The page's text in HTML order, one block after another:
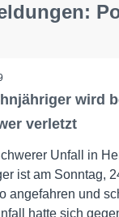
wird
verletzt
Unfall in
ist am Sonntag,
angefahren und
hatte sich